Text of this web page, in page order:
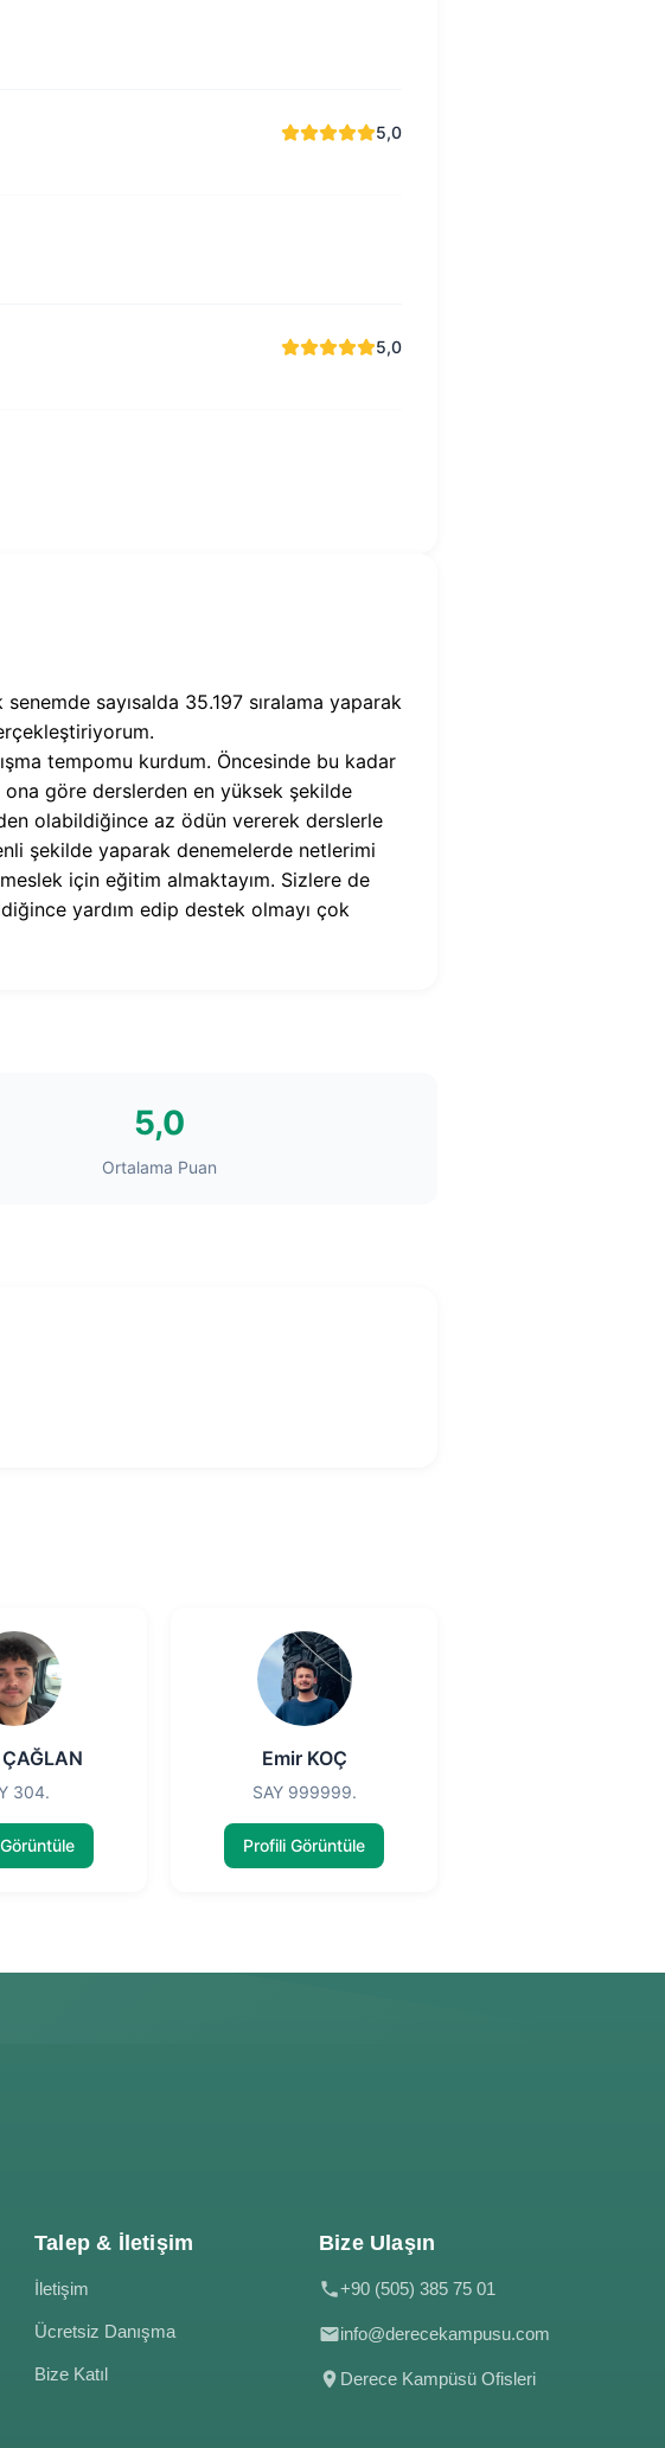
5,0
5,0
sayısalda 35.197 sıralama yaparak
tempomu kurdum. Öncesinde bu kadar
ona göre derslerden en yüksek şekilde
olabildiğince az ödün vererek derslerle
şekilde yaparak denemelerde netlerimi
için eğitim almaktayım. Sizlere de
yardım edip destek olmayı çok
5,0
Ortalama Puan
304.
Emir KOÇ
SAY 999999.
Profili Görüntüle
Talep & İletişim
İletişim
Ücretsiz Danışma
Bize Katıl
Bize Ulaşın
+90 (505) 385 75 01
info@derecekampusu.com
Derece Kampüsü Ofisleri